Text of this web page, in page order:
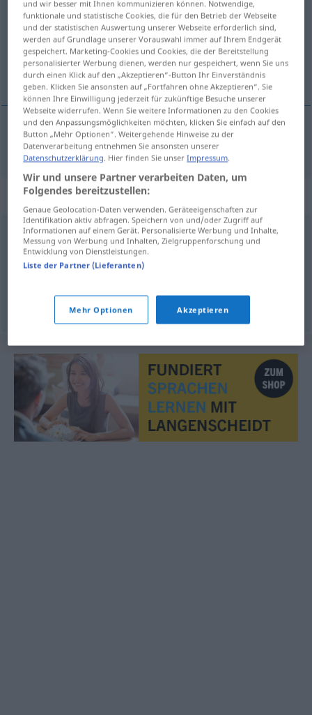
Übersicht aller Übersetzungen
(Für mehr Details die Übersetzung anklicken/antippen)
šapa
šapa Pranke
Synonyme für "Pranke"
Kralle (ugs.),Hand, Pfote (derb),Flosse (ugs.)
© OpenThesaurus.de
und wir besser mit Ihnen kommunizieren können. Notwendige,
funktionale und statistische Cookies, die für den Betrieb der Webseite
und der statistischen Auswertung unserer Webseite erforderlich sind,
werden auf Grundlage unserer Vorauswahl immer auf Ihrem Endgerät
gespeichert. Marketing-Cookies und Cookies, die der Bereitstellung
personalisierter Werbung dienen, werden nur gespeichert, wenn Sie uns
durch einen Klick auf den „Akzeptieren“-Button Ihr Einverständnis
geben. Klicken Sie ansonsten auf „Fortfahren ohne Akzeptieren“. Sie
können Ihre Einwilligung jederzeit für zukünftige Besuche unserer
Webseite widerrufen. Wenn Sie weitere Informationen zu den Cookies
und den Anpassungsmöglichkeiten möchten, klicken Sie einfach auf den
Button „Mehr Optionen“. Weitergehende Hinweise zu der
Datenverarbeitung entnehmen Sie ansonsten unserer
Datenschutzerklärung. Hier finden Sie unserImpressum.
Wir und unsere Partner verarbeiten Daten, um
Folgendes bereitzustellen:
Genaue Geolocation-Daten verwenden. Geräteeigenschaften zur
Identifikation aktiv abfragen. Speichern von und/oder Zugriff auf
Informationen auf einem Gerät. Personalisierte Werbung und Inhalte,
Messung von Werbung und Inhalten, Zielgruppenforschung und
Entwicklung von Dienstleistungen.
Liste der Partner (Lieferanten)
Mehr Optionen Akzeptieren